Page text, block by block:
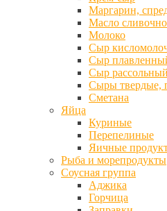
Маргарин,
Масло
Молоко
Сыр
Сыр
Сыр рассольный
Сыры твердые,
Сметана
Яйца
Куриные
Перепелиные
Яичные
Рыба и морепродукты
Соусная группа
Аджика
Горчица